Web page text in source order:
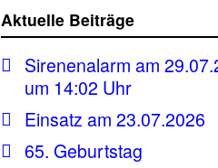
Aktuelle Beiträge
Sirenenalarm am
um 14:02 Uhr
Einsatz am 23.07.2026
65. Geburtstag